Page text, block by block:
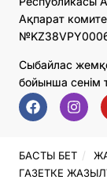
Ақпарат
Сыбайлас
бойынша сенім
БАСТЫ БЕТ
ГАЗЕТКЕ